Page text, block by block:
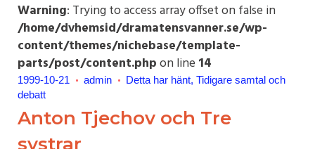
Warning: Trying to access array offset on false in
/home/dvhemsid/dramatensvanner.se/wp-
content/themes/nichebase/template-
parts/post/content.phpon line 14
1999-10-21 admin Detta har hänt Tidigare samtal och
debatt
Anton Tjechov och Tre
systrar